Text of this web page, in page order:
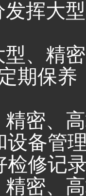
挥大
、精
期保养
密、
设备管
检修记
密、